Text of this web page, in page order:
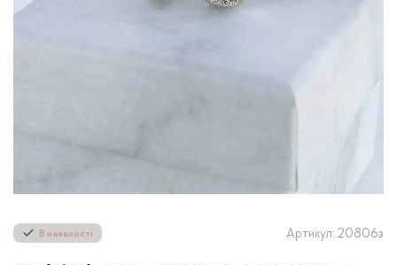
В наявності Артикул: 20806з